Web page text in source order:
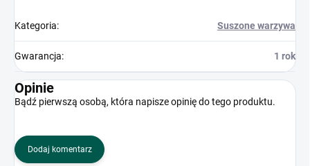
Kategoria: Suszone warzywa
Gwarancja: 1 rok
Opinie
Bądź pierwszą osobą, która napisze opinię do tego produktu.
Dodaj komentarz